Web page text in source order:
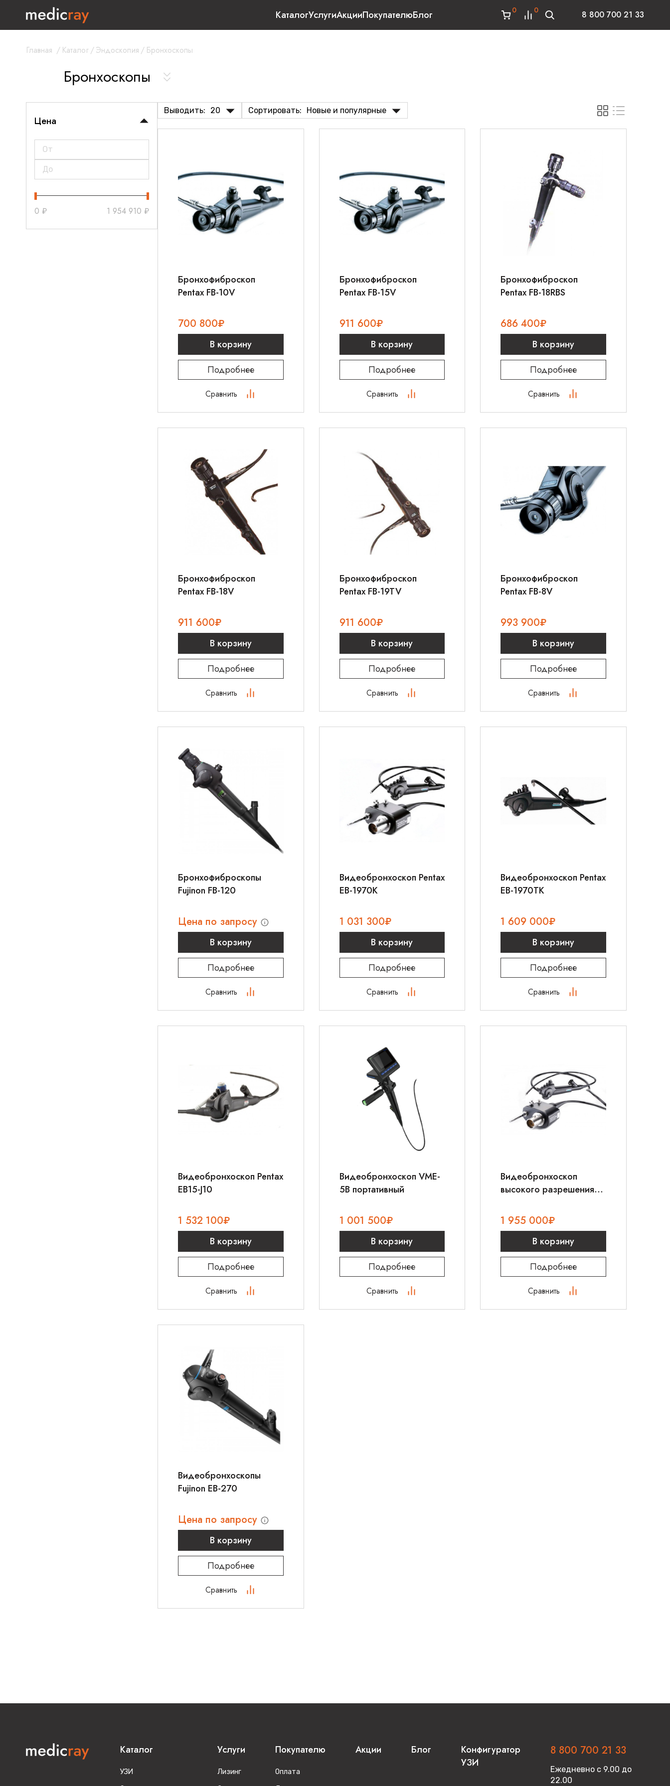
КаталогУслугиАкцииПокупателюБлог 0 0 8 800 700 21 33
Главная / Каталог/Эндоскопия / Бронхоскопы
Бронхоскопы
Цена
0 ₽ 1 954 910 ₽
Выводить: 20 Сортировать: Новые и популярные
Бронхофиброскоп
Pentax FB-10V
700 800₽
В корзину
Подробнее
Сравнить
Бронхофиброскоп
Pentax FB-15V
911 600₽
В корзину
Подробнее
Сравнить
Бронхофиброскоп
Pentax FB-18RBS
686 400₽
В корзину
Подробнее
Сравнить
Бронхофиброскоп
Pentax FB-18V
911 600₽
В корзину
Подробнее
Сравнить
Бронхофиброскоп
Pentax FB-19TV
911 600₽
В корзину
Подробнее
Сравнить
Бронхофиброскоп
Pentax FB-8V
993 900₽
В корзину
Подробнее
Сравнить
Бронхофиброскопы
Fujinon FB-120
Цена по запросу
В корзину
Подробнее
Сравнить
Видеобронхоскоп Pentax
EB-1970K
1 031 300₽
В корзину
Подробнее
Сравнить
Видеобронхоскоп Pentax
EB-1970TK
1 609 000₽
В корзину
Подробнее
Сравнить
Видеобронхоскоп Pentax
EB15-J10
1 532 100₽
В корзину
Подробнее
Сравнить
Видеобронхоскоп VME-
5B портативный
1 001 500₽
В корзину
Подробнее
Сравнить
Видеобронхоскоп
высокого разрешения
1 955 000₽
В корзину
Подробнее
Сравнить
Видеобронхоскопы
Fujinon EB-270
Цена по запросу
В корзину
Подробнее
Сравнить
Каталог
УЗИ
Услуги
Лизинг
Покупателю
Оплата
Акции Блог
Конфигуратор
УЗИ
8 800 700 21 33
Ежедневно с 9.00 до
22.00